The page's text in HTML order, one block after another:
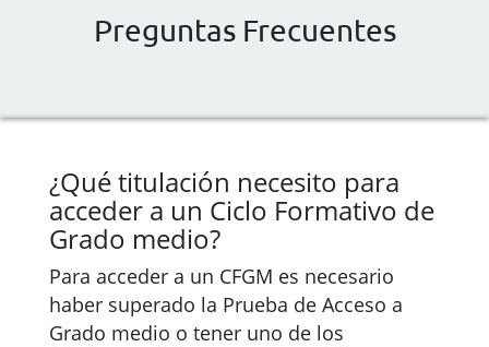
Preguntas Frecuentes
¿Qué titulación necesito para
acceder a un Ciclo Formativo de
Grado medio?
Para acceder a un CFGM es necesario
haber superado la Prueba de Acceso a
Grado medio o tener uno de los